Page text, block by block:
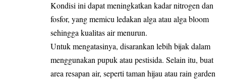
Kondisi ini dapat meningkatkan kadar nitrogen dan
fosfor, yang memicu ledakan alga atau alga bloom
sehingga kualitas air menurun.
Untuk mengatasinya, disarankan lebih bijak dalam
menggunakan pupuk atau pestisida. Selain itu, buat
area resapan air, seperti taman hijau atau rain garden